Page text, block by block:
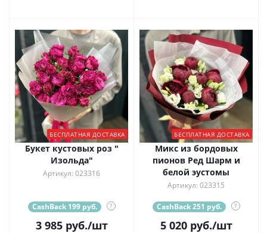
БЕСПЛАТНАЯ ДОСТАВКА
Букет кустовых роз "
Изольда"
Артикул: 023316
CashBack 199 руб. ?
3 985руб./шт
БЕСПЛАТНАЯ ДОСТАВКА
Микс из бордовых
пионов Ред Шарм и
белой эустомы
Артикул: 023315
CashBack 251 руб. ?
5 020руб./шт